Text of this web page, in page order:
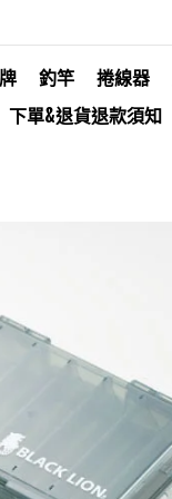
釣竿 捲線器
下單&退貨退款須知